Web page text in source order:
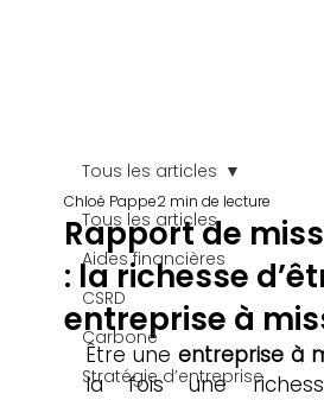
Tous les articles
Aides financières
CSRD
Carbone
Stratégie d’entreprise
Tous les articles
Rapport de
: la richesse
entreprise à
Chloé Pappe2 min de lecture
Être une entreprise à
la fois une